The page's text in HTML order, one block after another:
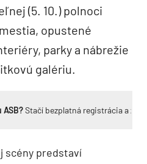
(5. 10.) polnoci
opustené
parky a nábrežie
galériu.
ASB?Stačí bezplatná registrácia a
scény predstaví